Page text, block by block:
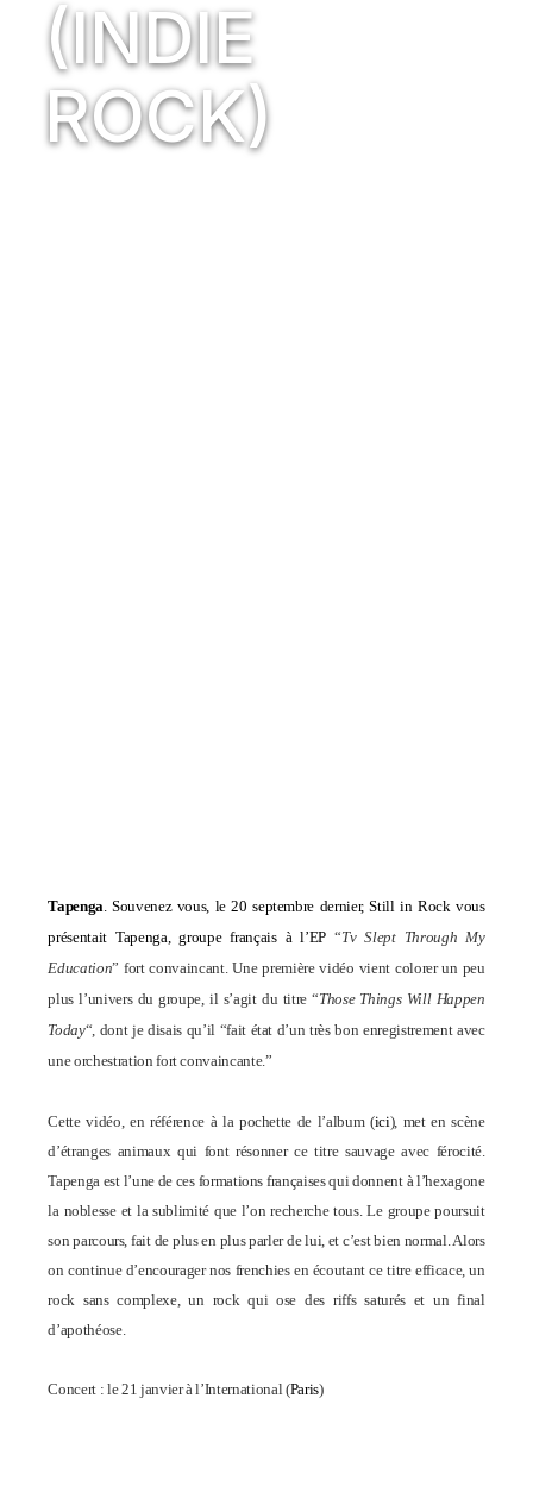
(INDIE
ROCK)
Tapenga. Souvenez vous, le 20 septembre dernier, Still in Rock vous
présentait Tapenga, groupe français à l’EP“Tv Slept Through My
Education” fort convaincant. Une première vidéo vient colorer un peu
plus l’univers du groupe, il s’agit du titre“Those Things Will Happen
Today“, dont je disais qu’il “fait état d’un très bon enregistrement avec
une orchestration fort convaincante.”
Cette vidéo, en référence à la pochette de l’album (ici), met en scène
d’étranges animaux qui font résonner ce titre sauvage avec férocité.
Tapenga est l’une de ces formations françaises qui donnent à l’hexagone
la noblesse et la sublimité que l’on recherche tous. Le groupe poursuit
son parcours, fait de plus en plus parler de lui, et c’est bien normal. Alors
on continue d’encourager nos frenchies en écoutant ce titre efficace, un
rock sans complexe, un rock qui ose des riffs saturés et un final
d’apothéose.
Concert : le 21 janvier à l’International (Paris)